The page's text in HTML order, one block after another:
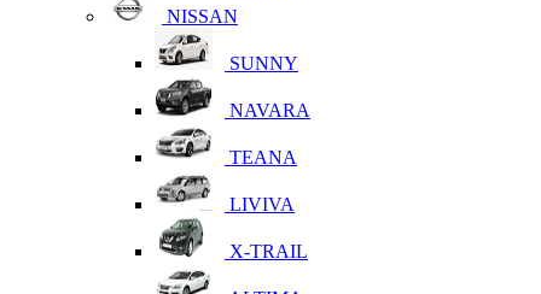
NISSAN
SUNNY
NAVARA
TEANA
LIVIVA
X-TRAIL